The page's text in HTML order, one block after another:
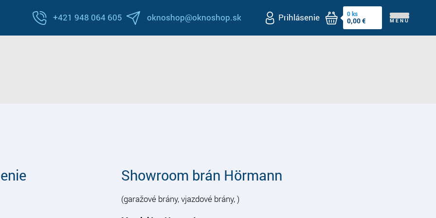
+421 948 064 605 oknoshop@oknoshop.sk Prihlásenie 0 ks
0,00€ MENU
Showroom brán Hörmann
​​​​​​(garažové brány, vjazdové brány, )